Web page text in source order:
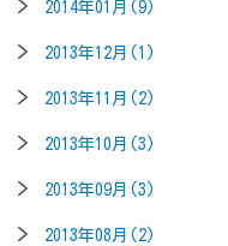
2014年01月(9)
2013年12月(1)
2013年11月(2)
2013年10月(3)
2013年09月(3)
2013年08月(2)